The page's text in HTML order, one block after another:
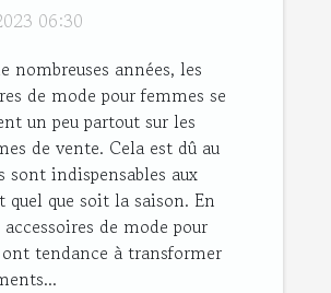
mode pour
06:30
nombreuses années, les
de mode pour femmes se
un peu partout sur les
de vente. Cela est dû au
sont indispensables aux
quel que soit la saison. En
de mode pour
tendance à transformer